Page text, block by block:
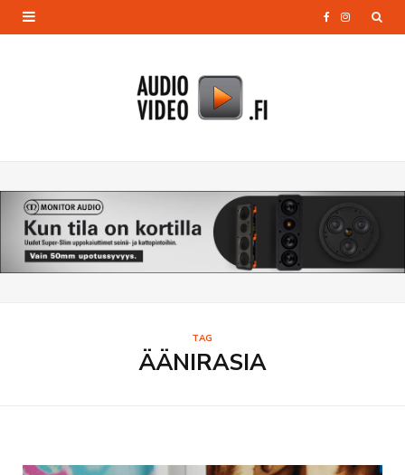
o
k
I
a
TAG
ÄÄNIRASIA